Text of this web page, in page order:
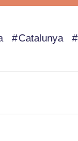
Catalunya